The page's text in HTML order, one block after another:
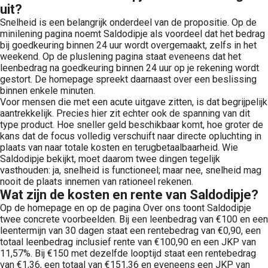
uit?
Snelheid is een belangrijk onderdeel van de propositie. Op de
minilening pagina noemt Saldodipje als voordeel dat het bedrag
bij goedkeuring binnen 24 uur wordt overgemaakt, zelfs in het
weekend. Op de pluslening pagina staat eveneens dat het
leenbedrag na goedkeuring binnen 24 uur op je rekening wordt
gestort. De homepage spreekt daarnaast over een beslissing
binnen enkele minuten.
Voor mensen die met een acute uitgave zitten, is dat begrijpelijk
aantrekkelijk. Precies hier zit echter ook de spanning van dit
type product. Hoe sneller geld beschikbaar komt, hoe groter de
kans dat de focus volledig verschuift naar directe opluchting in
plaats van naar totale kosten en terugbetaalbaarheid. Wie
Saldodipje bekijkt, moet daarom twee dingen tegelijk
vasthouden: ja, snelheid is functioneel; maar nee, snelheid mag
nooit de plaats innemen van rationeel rekenen.
Wat zijn de kosten en rente van Saldodipje?
Op de homepage en op de pagina Over ons toont Saldodipje
twee concrete voorbeelden. Bij een leenbedrag van €100 en een
leentermijn van 30 dagen staat een rentebedrag van €0,90, een
totaal leenbedrag inclusief rente van €100,90 en een JKP van
11,57%. Bij €150 met dezelfde looptijd staat een rentebedrag
van €1,36, een totaal van €151,36 en eveneens een JKP van